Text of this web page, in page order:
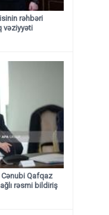
rəhbəri
vəziyyəti
Qafqaz
rəsmi bildiriş